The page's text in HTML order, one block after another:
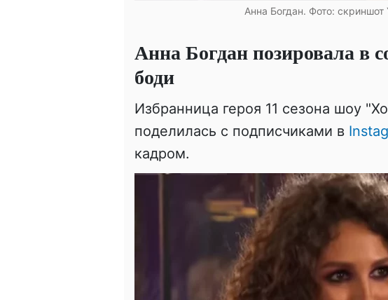
Анна Богдан. Фото: скриншот
Анна Богдан позировала в
боди
Избранница героя 11 сезона шоу
поделилась с подписчиками в
кадром.